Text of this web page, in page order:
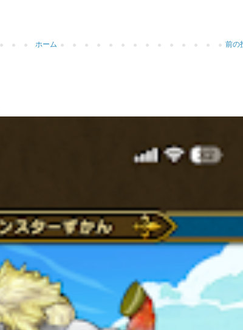
前の
ホーム